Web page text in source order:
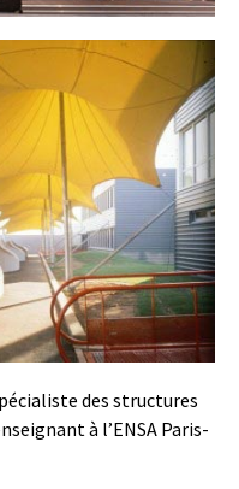
des structures
à l’ENSA Paris-